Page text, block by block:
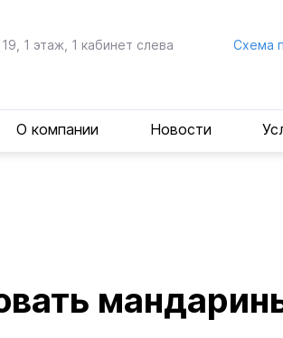
1 этаж, 1 кабинет слева Cхема
О компании Новости